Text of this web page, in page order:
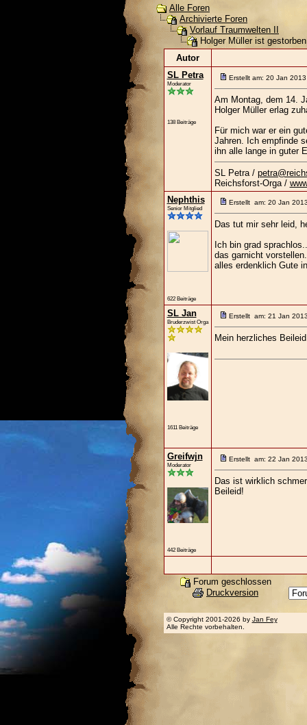
Alle Foren
Archivierte Foren
Vorlauf Traumwelten II
Holger Müller ist gestorben
Autor
SL Petra
Moderator
138 Beiträge
Erstellt am: 20 Jan
Am Montag, dem 14.
Holger Müller erlag
Für mich war er ein
Jahren. Ich empfinde
ihn alle lange in guter
SL Petra /
Reichsforst-Orga /
Nephthis
Senior Mitglied
622 Beiträge
Erstellt am: 20 Jan
Das tut mir sehr leid,
Ich bin grad
das garnicht
alles erdenklich Gute
SL Jan
Bruderzwist Orga
1611 Beiträge
Erstellt am: 21 Jan
Mein herzliches
Greifwjn
Moderator
442 Beiträge
Erstellt am: 22 Jan
Das ist wirklich
Beileid!
Forum geschlossen
Druckversion
© Copyright 2001-2026 by Jan Fey
Alle Rechte vorbehalten.